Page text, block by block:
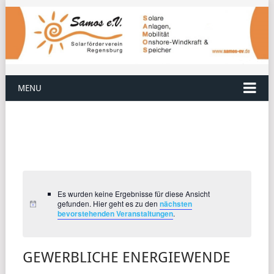
MENU
Es wurden keine Ergebnisse für diese Ansicht
gefunden. Hier geht es zu den nächsten
bevorstehenden Veranstaltungen.
GEWERBLICHE ENERGIEWENDE